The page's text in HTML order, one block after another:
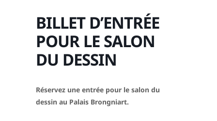
BILLET D’ENTRÉE
POUR LE SALON
DU DESSIN
Réservez une entrée pour le salon du
dessin au Palais Brongniart.